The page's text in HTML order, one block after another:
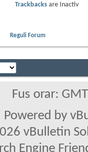
Trackbacksare
Inactiv
Reguli Forum
Fus orar:
Powered by
vBulletin
Engine